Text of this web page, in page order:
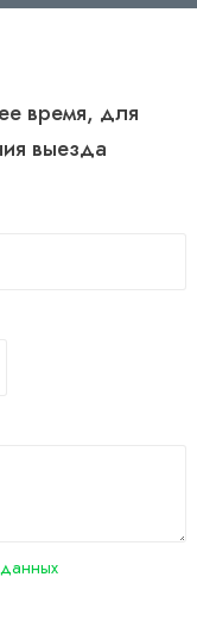
время, для
выезда
данных